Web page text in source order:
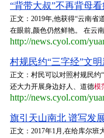
“背带大叔”不再背母
正文：2019年,他获得“云南省
在眼前,颜色仍然鲜艳。 在云
http://news.cyol.com/
村规民约“三字经”文
正文：村民可以对照村规民约
还大力开展身边好人、道德模
http://news.cyol.com/
旗引天山南北 谱写发
正文：2017年1月,在给库尔